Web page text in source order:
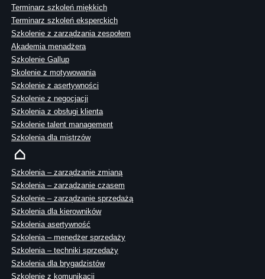
Terminarz szkoleń miękkich
Terminarz szkoleń eksperckich
Szkolenie z zarządzania zespołem
Akademia menadżera
Szkolenie Gallup
Skolenie z motywowania
Szkolenie z asertywności
Szkolenie z negocjacji
Szkolenia z obsługi klienta
Szkolenie talent management
Szkolenia dla mistrzów
Szkolenia – zarządzanie zmianą
Szkolenia – zarządzanie czasem
Szkolenie – zarządzanie sprzedażą
Szkolenia dla kierowników
Szkolenia asertywność
Szkolenia – menedżer sprzedaży
Szkolenia – techniki sprzedaży
Szkolenia dla brygadzistów
Szkolenie z komunikacji